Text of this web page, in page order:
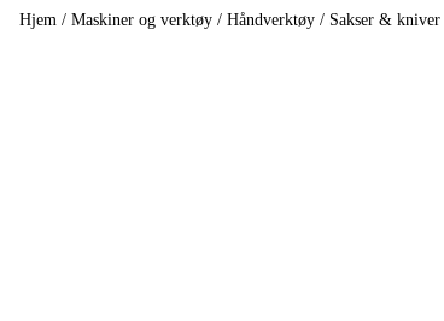
Handlevogn
Hjem / Maskiner og verktøy / Håndverktøy / Sakser & kniver